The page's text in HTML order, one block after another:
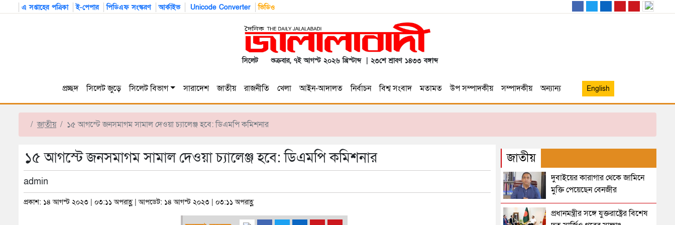
এ সপ্তাহের পত্রিকা ই-পেপার পিডিএফ সংস্করণ আর্কাইভ Unicode Converter ভিডিও
সিলেট শুক্রবার, ৭ই আগস্ট ২০২৬ খ্রিস্টাব্দ | ২৩শে শ্রাবণ ১৪৩৩ বঙ্গাব্দ
প্রচ্ছদ সিলেট জুড়ে সিলেট বিভাগ সারাদেশ জাতীয় রাজনীতি খেলা আইন-আদালত নির্বাচন বিশ্ব সংবাদ মতামত উপ সম্পাদকীয় সম্পাদকীয় অন্যান্য English
জাতীয় ১৫ আগস্টে জনসমাগম সামাল দেওয়া চ্যালেঞ্জ হবে: ডিএমপি কমিশনার
১৫ আগস্টে জনসমাগম সামাল দেওয়া চ্যালেঞ্জ হবে: ডিএমপি কমিশনার
admin
প্রকাশ: ১৪ আগস্ট ২০২৩ | ০৩:১১ অপরাহ্ণ | আপডেট: ১৪ আগস্ট ২০২৩ | ০৩:১১ অপরাহ্ণ
জাতীয়
দুবাইয়ের কারাগার থেকে জামিনে
মুক্তি পেয়েছেন বেনজীর
প্রধানমন্ত্রীর সঙ্গে যুক্তরাষ্ট্রের বিশেষ